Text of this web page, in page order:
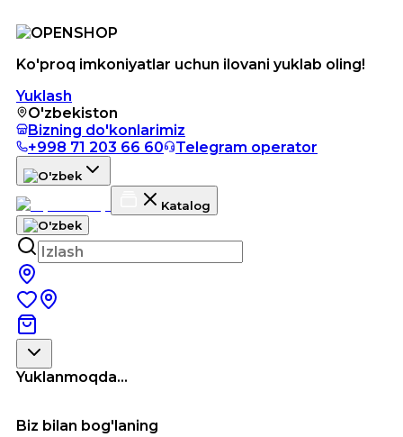
Ko'proq imkoniyatlar uchun ilovani yuklab oling!
Yuklash
O'zbekiston
Bizning do'konlarimiz
+998 71 203 66 60
Telegram operator
Katalog
Yuklanmoqda...
Biz bilan bog'laning